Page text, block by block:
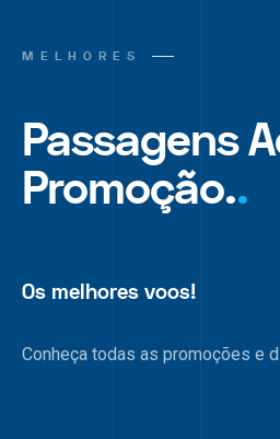
MELHORES
Passagens
Promoção..
Os melhores voos!
Conheça todas as promoções e